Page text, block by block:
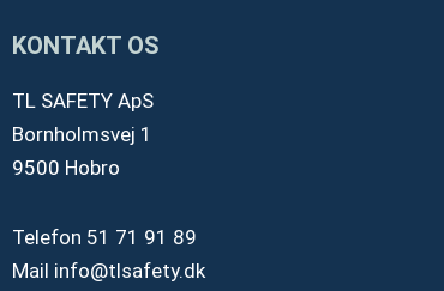
KONTAKT OS
TL SAFETY ApS
Bornholmsvej 1
9500 Hobro
Telefon 51 71 91 89
Mail info@tlsafety.dk